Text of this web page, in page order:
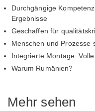
Durchgängige
Ergebnisse
Geschaffen für
Menschen und Prozesse
Integrierte Montage.
Warum Rumänien?
Mehr sehen